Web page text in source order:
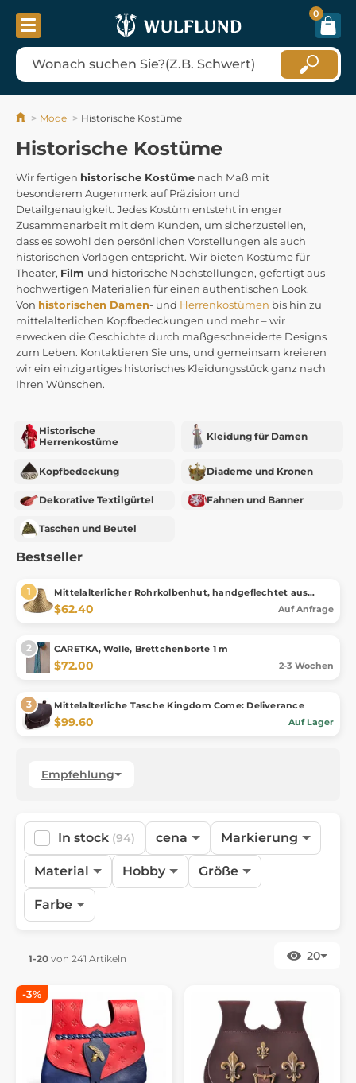
0
Mode Historische Kostüme
Historische Kostüme
Wir fertigen historische Kostüme nach Maß mit
besonderem Augenmerk auf Präzision und
Detailgenauigkeit. Jedes Kostüm entsteht in enger
Zusammenarbeit mit dem Kunden, um sicherzustellen,
dass es sowohl den persönlichen Vorstellungen als auch
historischen Vorlagen entspricht. Wir bieten Kostüme für
Theater, Film und historische Nachstellungen, gefertigt aus
hochwertigen Materialien für einen authentischen Look.
Von historischen Damen- und Herrenkostümen bis hin zu
mittelalterlichen Kopfbedeckungen und mehr – wir
erwecken die Geschichte durch maßgeschneiderte Designs
zum Leben. Kontaktieren Sie uns, und gemeinsam kreieren
wir ein einzigartiges historisches Kleidungsstück ganz nach
Ihren Wünschen.
Historische
Herrenkostüme
Kleidung für Damen
Kopfbedeckung Diademe und Kronen
Dekorative Textilgürtel Fahnen und Banner
Taschen und Beutel
Bestseller
Mittelalterlicher Rohrkolbenhut, handgeflechtet aus
Rohrkolben, nach der Maciejowski‑Bibel
$62.40 Auf Anfrage
CARETKA, Wolle, Brettchenborte 1 m
$72.00 2-3 Wochen
Mittelalterliche Tasche Kingdom Come: Deliverance
$99.60 Auf Lager
Empfehlung
In stock (94) cena Markierung
Material Hobby Größe
Farbe
1-20 von 241 Artikeln 20
-3%